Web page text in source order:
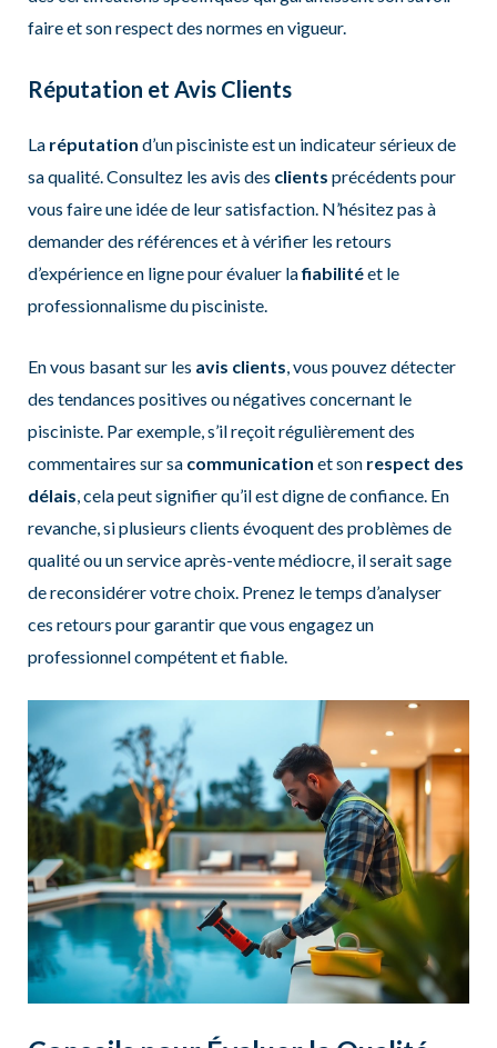
faire et son respect des normes en vigueur.
Réputation et Avis Clients
La réputation d’un pisciniste est un indicateur sérieux de
sa qualité. Consultez les avis des clients précédents pour
vous faire une idée de leur satisfaction. N’hésitez pas à
demander des références et à vérifier les retours
d’expérience en ligne pour évaluer lafiabilitéet le
professionnalisme du pisciniste.
En vous basant sur les avis clients , vous pouvez détecter
des tendances positives ou négatives concernant le
pisciniste. Par exemple, s’il reçoit régulièrement des
commentaires sur sa communication et son respect des
délais , cela peut signifier qu’il est digne de confiance. En
revanche, si plusieurs clients évoquent des problèmes de
qualité ou un service après-vente médiocre, il serait sage
de reconsidérer votre choix. Prenez le temps d’analyser
ces retours pour garantir que vous engagez un
professionnel compétent et fiable.